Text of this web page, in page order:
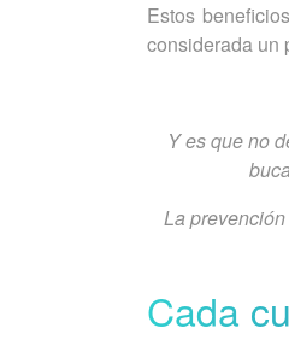
Estos
considerada un
Y es que no
La
Cada